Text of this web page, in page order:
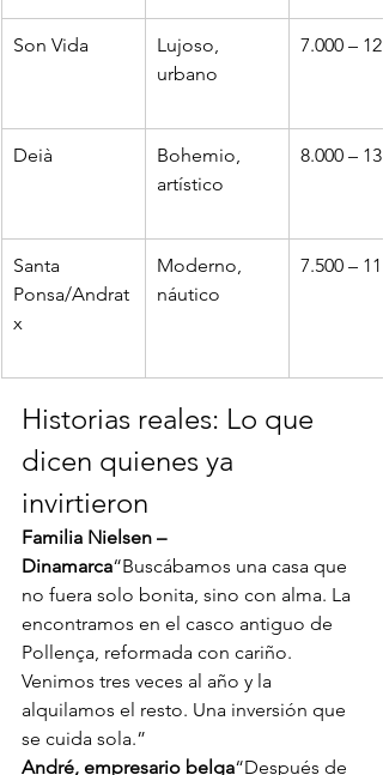
Son Vida
Lujoso,
urbano
7.000 –
Deià
Bohemio,
artístico
8.000 –
Santa
Ponsa/Andrat
x
Moderno,
náutico
7.500 –
Historias reales: Lo que
dicen quienes ya
invirtieron
Familia Nielsen –
Dinamarca“Buscábamos una casa que
no fuera solo bonita, sino con alma. La
encontramos en el casco antiguo de
Pollença, reformada con cariño.
Venimos tres veces al año y la
alquilamos el resto. Una inversión que
se cuida sola.”
André, empresario belga“Después de